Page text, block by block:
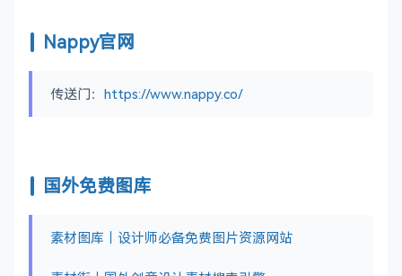
Nappy官网
传送门： https://www.nappy.co/
国外免费图库
素材图库｜设计师必备免费图片资源网站